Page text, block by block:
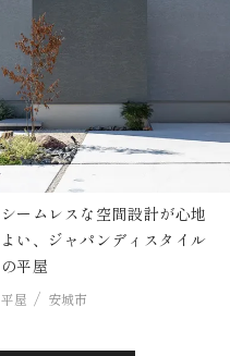
シームレスな空間設計が心地
よい、ジャパンディスタイル
の平屋
平屋 安城市